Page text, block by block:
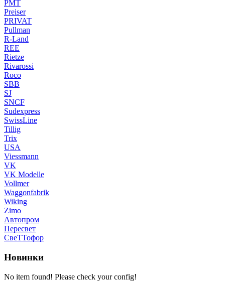
PMT
Preiser
PRIVAT
Pullman
R-Land
REE
Rietze
Rivarossi
Roco
SBB
SJ
SNCF
Sudexpress
SwissLine
Tillig
Trix
USA
Viessmann
VK
VK Modelle
Vollmer
Waggonfabrik
Wiking
Zimo
Автопром
Пересвет
СвеТТофор
Новинки
No item found! Please check your config!